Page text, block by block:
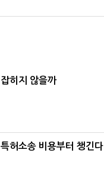
히지 않을까
허소송 비용부터 챙긴다